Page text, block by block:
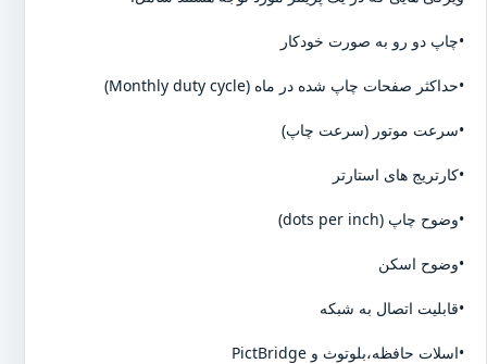
•چاپ دو رو به صورت خودکار
•حداکثر صفحات چاپ شده در ماه (Monthly duty cycle)
•سرعت موتور (سرعت چاپ)
•کارتریج های استارتر
•وضوح چاپ (dots per inch)
•وضوح اسکن
•قابلیت اتصال به شبکه
•اسلات حافظه،بلوتوث و PictBridge